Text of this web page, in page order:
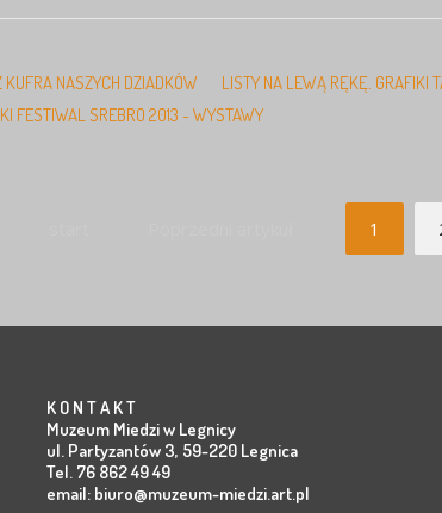
NASZYCH DZIADKÓW LISTY NA LEWĄ RĘKĘ. GRAFIKI
FESTIWAL SREBRO 2013 - WYSTAWY
1
K O N T A K T
Muzeum Miedzi w Legnicy
ul. Partyzantów 3, 59-220 Legnica
Tel. 76 862 49 49
email: biuro@muzeum-miedzi.art.pl